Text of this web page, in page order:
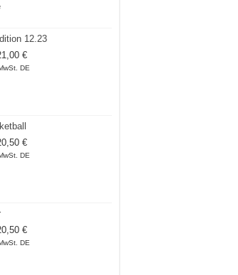
12.23
€Preisspanne:
18,50 €
DE
€Preisspanne:
18,50 €
DE
€Preisspanne:
18,50 €
DE